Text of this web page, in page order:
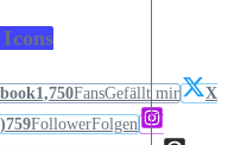
1,750FansGefällt mir
X
759FollowerFolgen